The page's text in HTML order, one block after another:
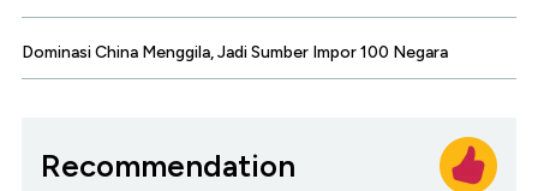
Dominasi China Menggila, Jadi Sumber Impor 100 Negara
Recommendation